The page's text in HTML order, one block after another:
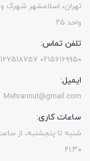
تهران، اسلامشهر شهرک
واحد ۲۵
تلفن تماس:
۰۲۱۵۶۱۶۹۹۵۰ 09127518757
ایمیل:
Mehrannut@gmail.com
ساعات کاری:
۲۱:۳۰